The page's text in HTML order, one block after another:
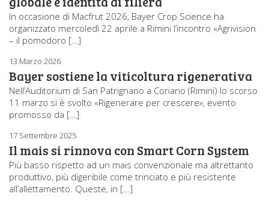
In occasione di Macfrut 2026, Bayer Crop Science ha
organizzato mercoledì 22 aprile a Rimini l’incontro «Agrivision
– il pomodoro […]
13 Marzo 2026
Bayer sostiene la viticoltura rigenerativa
Nell’Auditorium di San Patrignano a Coriano (Rimini) lo scorso
11 marzo si è svolto «Rigenerare per crescere», evento
promosso da […]
17 Settembre 2025
Il mais si rinnova con Smart Corn System
Più basso rispetto ad un mais convenzionale ma altrettanto
produttivo, più digeribile come trinciato e più resistente
all’allettamento. Queste, in […]